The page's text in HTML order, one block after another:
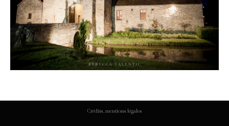
Crédits, mentions légales